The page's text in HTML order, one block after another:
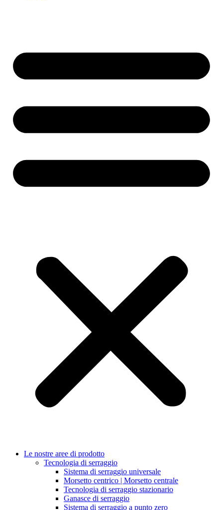
Le nostre aree di prodotto
Tecnologia di serraggio
Sistema di serraggio universale
Morsetto centrico | Morsetto centrale
Tecnologia di serraggio stazionario
Ganasce di serraggio
Sistema di serraggio a punto zero